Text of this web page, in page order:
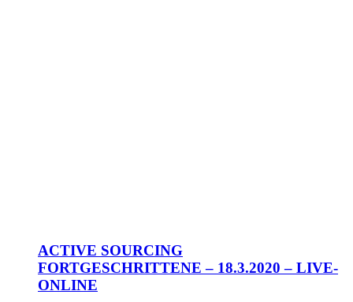
ACTIVE SOURCING
FORTGESCHRITTENE – 18.3.2020 – LIVE-
ONLINE